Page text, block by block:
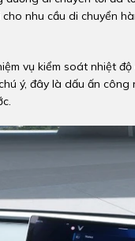
nhu cầu di chuyển
vụ kiểm soát nhiệt
ý, đây là dấu ấn